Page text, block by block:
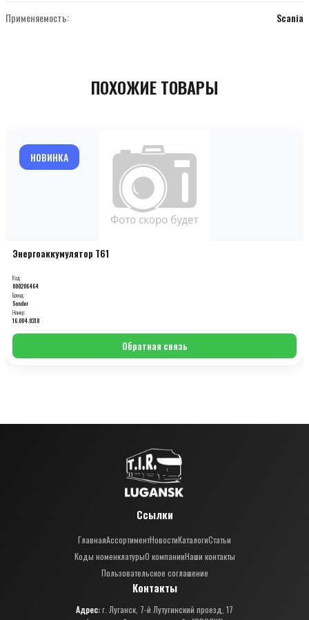
Применяемость: Scania
ПОХОЖИЕ ТОВАРЫ
НОВИНКА
Энергоаккумулятор T61
Код:
000206464
Бренд:
Sonder
Номер:
16.004.0318
Обратная связь
Ссылки
ГлавнаяАссортиментНовостиКаталогиСтатьи
Коды номенклатурыО компанииНаши контакты
Пользовательское соглашение
Контакты
Адрес:г. Луганск, 7-й Лутугинский проезд, 17